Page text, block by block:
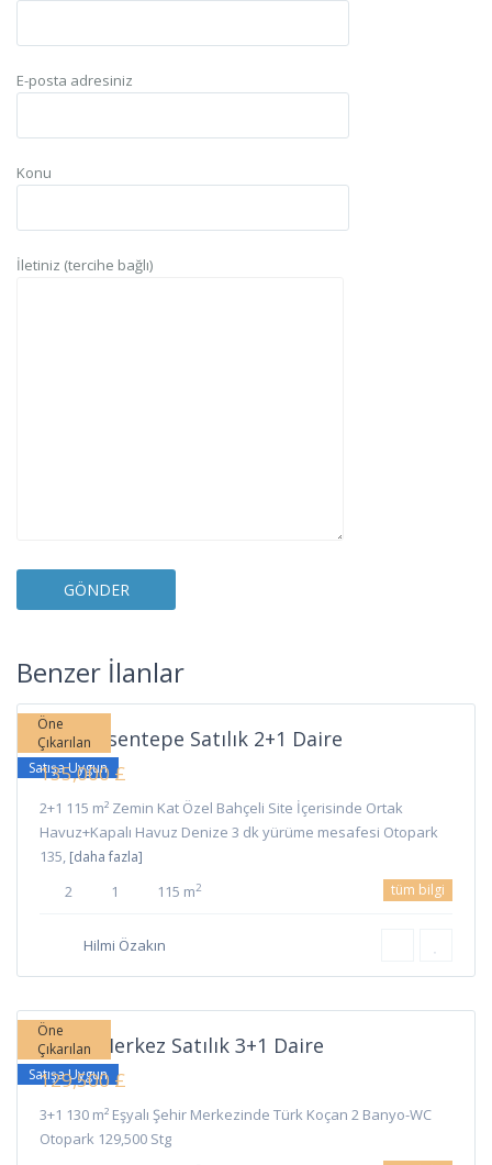
E-posta adresiniz
Konu
İletiniz (tercihe bağlı)
Benzer İlanlar
Esentepe
Girne
Öne
Çıkarılan
Satışa Uygun
Girne Esentepe Satılık 2+1 Daire
135,000 £
2+1 115 m² Zemin Kat Özel Bahçeli Site İçerisinde Ortak
Havuz+Kapalı Havuz Denize 3 dk yürüme mesafesi Otopark
135, [daha fazla]
2 1 115 m2 tüm bilgi
Hilmi Özakın
Öne
Çıkarılan
Satışa Uygun
Girne Merkez Satılık 3+1 Daire
129,500 £
3+1 130 m² Eşyalı Şehir Merkezinde Türk Koçan 2 Banyo-WC
Otopark 129,500 Stg